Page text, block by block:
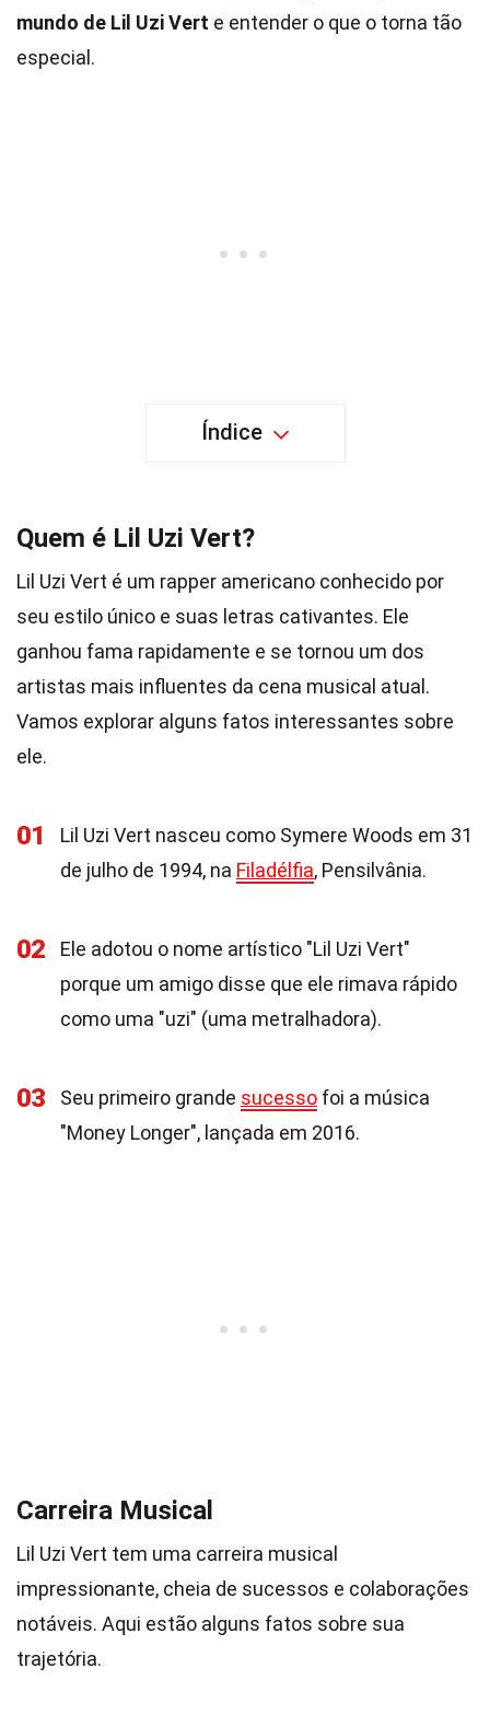
mundo de Lil Uzi Vert e entender o que o torna tão
especial.
Índice
Quem é Lil Uzi Vert?
Lil Uzi Vert é um rapper americano conhecido por
seu estilo único e suas letras cativantes. Ele
ganhou fama rapidamente e se tornou um dos
artistas mais influentes da cena musical atual.
Vamos explorar alguns fatos interessantes sobre
ele.
01
Lil Uzi Vert nasceu como Symere Woods em 31
de julho de 1994, na Filadélfia, Pensilvânia.
02
Ele adotou o nome artístico "Lil Uzi Vert"
porque um amigo disse que ele rimava rápido
como uma "uzi" (uma metralhadora).
03 Seu primeiro grande sucesso foi a música
"Money Longer", lançada em 2016.
Carreira Musical
Lil Uzi Vert tem uma carreira musical
impressionante, cheia de sucessos e colaborações
notáveis. Aqui estão alguns fatos sobre sua
trajetória.